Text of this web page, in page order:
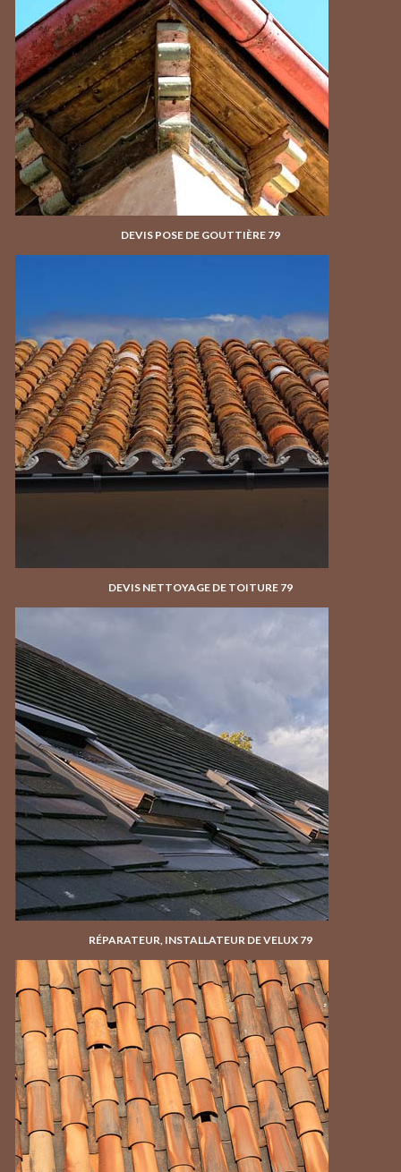
DEVIS POSE DE GOUTTIÈRE 79
DEVIS NETTOYAGE DE TOITURE 79
RÉPARATEUR, INSTALLATEUR DE VELUX 79